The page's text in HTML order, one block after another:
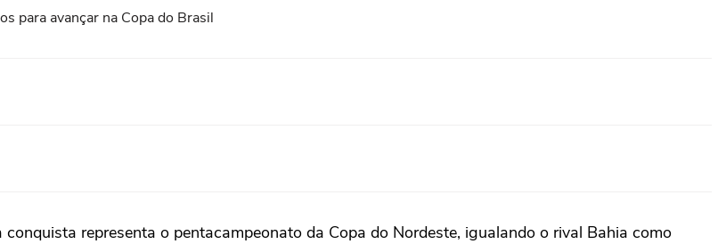
para avançar na Copa do Brasil
representa o pentacampeonato da Copa do Nordeste, igualando o rival Bahia como